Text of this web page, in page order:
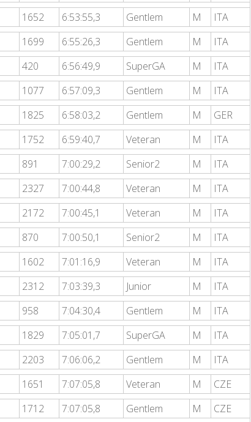
1652 6:53:55,3 Gentlem M
ITA
1699 6:55:26,3 Gentlem M
ITA
420 6:56:49,9 SuperGA M
ITA
1077 6:57:09,3 Gentlem M
ITA
1825 6:58:03,2 Gentlem M
GER
1752 6:59:40,7 Veteran M
ITA
891 7:00:29,2 Senior2 M
ITA
2327 7:00:44,8 Veteran M
ITA
2172 7:00:45,1 Veteran M
ITA
870 7:00:50,1 Senior2 M
ITA
1602 7:01:16,9 Veteran M
ITA
2312 7:03:39,3 Junior M
ITA
958 7:04:30,4 Gentlem M
ITA
1829 7:05:01,7 SuperGA M
ITA
2203 7:06:06,2 Gentlem M
ITA
1651 7:07:05,8 Veteran M
CZE
1712 7:07:05,8 Gentlem M
CZE